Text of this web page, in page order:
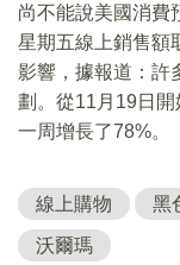
尚不能說美國消費
星期五線上銷售額
影響，據報道：許
劃。從11月19日
一周增長了78%。
線上購物 黑
沃爾瑪